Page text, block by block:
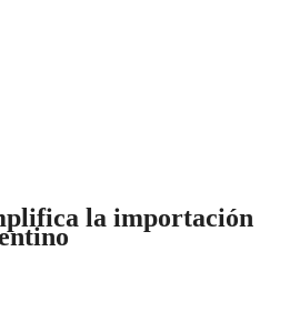
la importación